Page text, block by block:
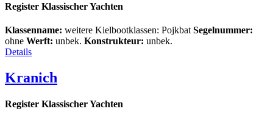
Register Klassischer Yachten
Klassenname: weitere Kielbootklassen: Pojkbat Segelnummer:
ohne Werft: unbek. Konstrukteur: unbek.
Details
Kranich
Register Klassischer Yachten